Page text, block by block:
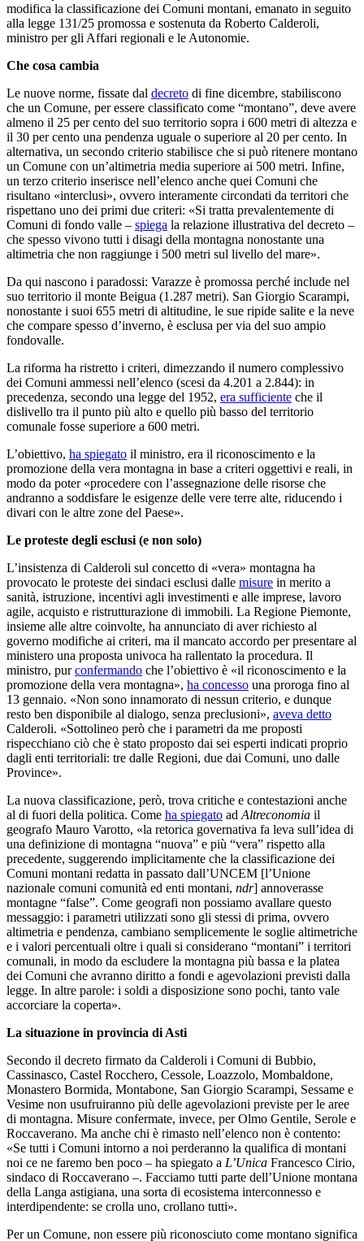
modifica la classificazione dei Comuni montani, emanato in seguito
alla legge 131/25 promossa e sostenuta da Roberto Calderoli,
ministro per gli Affari regionali e le Autonomie.
Che cosa cambia
Le nuove norme, fissate dal decreto di fine dicembre, stabiliscono
che un Comune, per essere classificato come “montano”, deve avere
almeno il 25 per cento del suo territorio sopra i 600 metri di altezza e
il 30 per cento una pendenza uguale o superiore al 20 per cento. In
alternativa, un secondo criterio stabilisce che si può ritenere montano
un Comune con un’altimetria media superiore ai 500 metri. Infine,
un terzo criterio inserisce nell’elenco anche quei Comuni che
risultano «interclusi», ovvero interamente circondati da territori che
rispettano uno dei primi due criteri: «Si tratta prevalentemente di
Comuni di fondo valle – spiega la relazione illustrativa del decreto –
che spesso vivono tutti i disagi della montagna nonostante una
altimetria che non raggiunge i 500 metri sul livello del mare».
Da qui nascono i paradossi: Varazze è promossa perché include nel
suo territorio il monte Beigua (1.287 metri). San Giorgio Scarampi,
nonostante i suoi 655 metri di altitudine, le sue ripide salite e la neve
che compare spesso d’inverno, è esclusa per via del suo ampio
fondovalle.
La riforma ha ristretto i criteri, dimezzando il numero complessivo
dei Comuni ammessi nell’elenco (scesi da 4.201 a 2.844): in
precedenza, secondo una legge del 1952, era sufficiente che il
dislivello tra il punto più alto e quello più basso del territorio
comunale fosse superiore a 600 metri.
L’obiettivo, ha spiegato il ministro, era il riconoscimento e la
promozione della vera montagna in base a criteri oggettivi e reali, in
modo da poter «procedere con l’assegnazione delle risorse che
andranno a soddisfare le esigenze delle vere terre alte, riducendo i
divari con le altre zone del Paese».
Le proteste degli esclusi (e non solo)
L’insistenza di Calderoli sul concetto di «vera» montagna ha
provocato le proteste dei sindaci esclusi dalle misure in merito a
sanità, istruzione, incentivi agli investimenti e alle imprese, lavoro
agile, acquisto e ristrutturazione di immobili. La Regione Piemonte,
insieme alle altre coinvolte, ha annunciato di aver richiesto al
governo modifiche ai criteri, ma il mancato accordo per presentare al
ministero una proposta univoca ha rallentato la procedura. Il
ministro, purconfermando che l’obiettivo è «il riconoscimento e la
promozione della vera montagna», ha concesso una proroga fino al
13 gennaio. «Non sono innamorato di nessun criterio, e dunque
resto ben disponibile al dialogo, senza preclusioni», aveva detto
Calderoli. «Sottolineo però che i parametri da me proposti
rispecchiano ciò che è stato proposto dai sei esperti indicati proprio
dagli enti territoriali: tre dalle Regioni, due dai Comuni, uno dalle
Province».
La nuova classificazione, però, trova critiche e contestazioni anche
al di fuori della politica. Come ha spiegato ad Altreconomia il
geografo Mauro Varotto, «la retorica governativa fa leva sull’idea di
una definizione di montagna “nuova” e più “vera” rispetto alla
precedente, suggerendo implicitamente che la classificazione dei
Comuni montani redatta in passato dall’UNCEM [l’Unione
nazionale comuni comunità ed enti montani, ndr] annoverasse
montagne “false”. Come geografi non possiamo avallare questo
messaggio: i parametri utilizzati sono gli stessi di prima, ovvero
altimetria e pendenza, cambiano semplicemente le soglie altimetriche
e i valori percentuali oltre i quali si considerano “montani” i territori
comunali, in modo da escludere la montagna più bassa e la platea
dei Comuni che avranno diritto a fondi e agevolazioni previsti dalla
legge. In altre parole: i soldi a disposizione sono pochi, tanto vale
accorciare la coperta».
La situazione in provincia di Asti
Secondo il decreto firmato da Calderoli i Comuni di Bubbio,
Cassinasco, Castel Rocchero, Cessole, Loazzolo, Mombaldone,
Monastero Bormida, Montabone, San Giorgio Scarampi, Sessame e
Vesime non usufruiranno più delle agevolazioni previste per le aree
di montagna. Misure confermate, invece, per Olmo Gentile, Serole e
Roccaverano. Ma anche chi è rimasto nell’elenco non è contento:
«Se tutti i Comuni intorno a noi perderanno la qualifica di montani
noi ce ne faremo ben poco – ha spiegato a L’Unica Francesco Cirio,
sindaco di Roccaverano –. Facciamo tutti parte dell’Unione montana
della Langa astigiana, una sorta di ecosistema interconnesso e
interdipendente: se crolla uno, crollano tutti».
Per un Comune, non essere più riconosciuto come montano significa